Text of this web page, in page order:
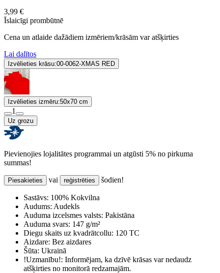
3,99 €
Īslaicīgi prombūtnē
Cena un atlaide dažādiem izmēriem/krāsām var atšķirties
Lai dalītos
Izvēlieties krāsu:00-0062-XMAS RED
Izvēlieties izmēru:50x70 cm
1
Uz grozu
Pievienojies lojalitātes programmai un atgūsti 5% no pirkuma
summas!
Piesakieties vai reģistrēties šodien!
Sastāvs: 100% Kokvilna
Audums: Audekls
Auduma izcelsmes valsts: Pakistāna
Auduma svars: 147 g/m²
Diegu skaits uz kvadrātcollu: 120 TC
Aizdare: Bez aizdares
Šūta: Ukrainā
!Uzmanību!: Informējam, ka dzīvē krāsas var nedaudz
atšķirties no monitorā redzamajām.